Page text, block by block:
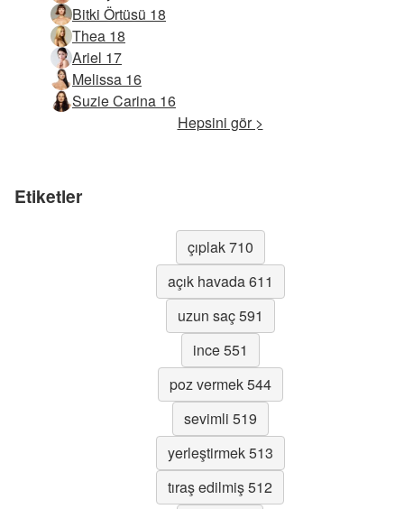
Bitki Örtüsü 18
Thea 18
Ariel 17
Melissa 16
Suzie Carina 16
Hepsini gör >
Etiketler
çıplak 710
açık havada 611
uzun saç 591
ince 551
poz vermek 544
sevimli 519
yerleştirmek 513
tıraş edilmiş 512